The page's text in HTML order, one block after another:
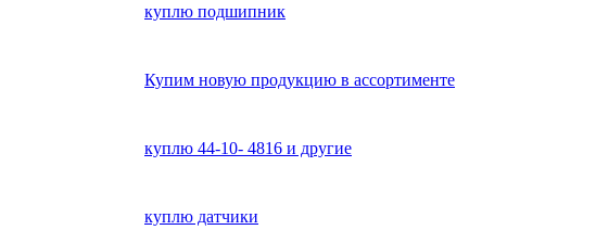
куплю подшипник
Купим новую продукцию в ассортименте
куплю 44-10- 4816 и другие
куплю датчики